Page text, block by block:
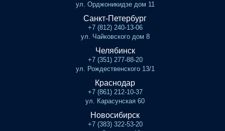
ул. Орджоникидзе дом 11
Санкт-Петербург
+7 (812) 240-13-06
ул. Чайковского дом 8
Челябинск
+7 (351) 277-88-20
ул. Рождественского 13/1
Краснодар
+7 (861) 212-10-37
ул. Карасунская 60
Новосибирск
+7 (383) 322-53-20